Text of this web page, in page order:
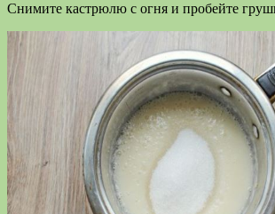
Снимите кастрюлю с огня и пробейте